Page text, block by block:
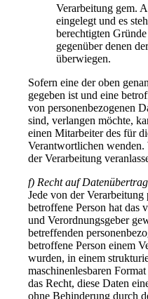
Verarbeitung gem.
eingelegt und es
berechtigten
gegenüber denen
überwiegen.
Sofern eine der oben
gegeben ist und eine
von personenbezogenen
sind, verlangen möchte,
einen Mitarbeiter des für
Verantwortlichen
der Verarbeitung
f) Recht auf
Jede von der Verarbeitung
betroffene Person hat das
und Verordnungsgeber
betreffenden
betroffene Person einem
wurden, in einem
maschinenlesbaren
das Recht, diese Daten
ohne Behinderung durch